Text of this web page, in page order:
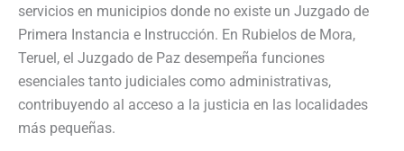
servicios en municipios donde no existe un Juzgado de
Primera Instancia e Instrucción. En Rubielos de Mora,
Teruel, el Juzgado de Paz desempeña funciones
esenciales tanto judiciales como administrativas,
contribuyendo al acceso a la justicia en las localidades
más pequeñas.